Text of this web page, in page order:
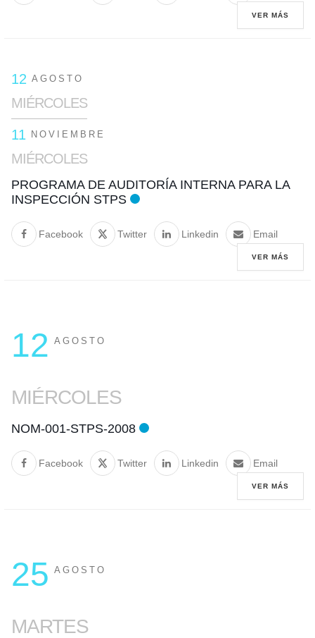
VER MÁS
12 AGOSTO
MIÉRCOLES
11 NOVIEMBRE
MIÉRCOLES
PROGRAMA DE AUDITORÍA INTERNA PARA LA
INSPECCIÓN STPS
Facebook Twitter Linkedin Email
VER MÁS
12 AGOSTO
MIÉRCOLES
NOM-001-STPS-2008
Facebook Twitter Linkedin Email
VER MÁS
25 AGOSTO
MARTES